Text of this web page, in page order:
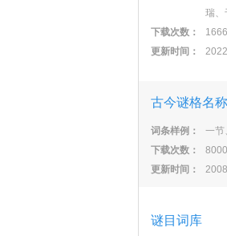
瑞、
下载次数：
更新时间：
古今谜格名称
词条样例：
一节
下载次数：
8000
更新时间：
谜目词库